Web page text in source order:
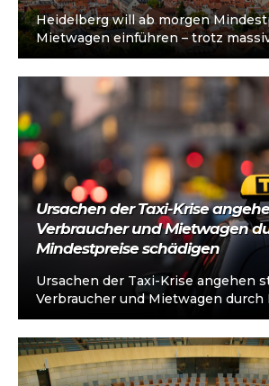
Heidelberg will ab morgen
Mietwagen einführen – trotz
Unsicherheiten und gescheiterter
Modelle wie in Leipzig.
Ursachen der Taxi-Krise
Verbraucher und Mietwagen
Mindestpreise schädigen
Ursachen der Taxi-Krise angehen
Verbraucher und Mietwagen
schädigen Hamburg, 30. Juni
bundesweiten Aktionstag des…